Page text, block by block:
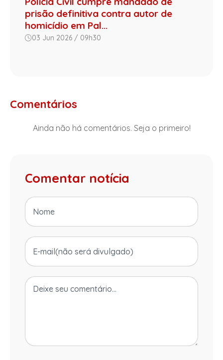
prisão definitiva contra autor de
homicídio em Pal...
03 Jun 2026 / 09h30
Comentários
Ainda não há comentários. Seja o primeiro!
Comentar notícia